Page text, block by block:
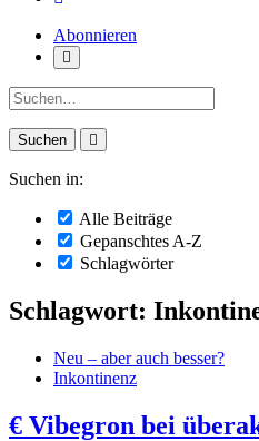
Abonnieren
Suche:
Suchen in:
Alle Beiträge
Gepanschtes A-Z
Schlagwörter
Schlagwort:
Neu – aber auch besser?
Inkontinenz
€ Vibegron bei